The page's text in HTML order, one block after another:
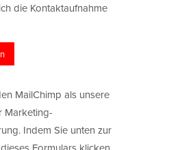
die Kontaktaufnahme
MailChimp als unsere
Marketing-
Indem Sie unten zur